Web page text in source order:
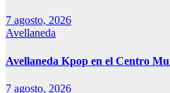
7 agosto, 2026
Avellaneda
Avellaneda Kpop en el Centro
7 agosto, 2026